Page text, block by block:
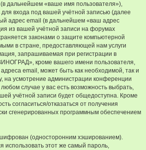
дальнейшем «ваше имя пользователя»),
входа под вашей учётной записью (далее
адрес email (в дальнейшем «ваш адрес
из вашей учётной записи на форумах
законами о защите компьютерной
в стране, предоставляющей нам услуги
запрашиваемая при регистрации в
кроме вашего имени пользователя,
email, может быть как необходимой, так и
на усмотрение администрации конференции
случае у вас есть возможность выбрать,
учётной записи будет общедоступна. Кроме
согласиться/отказаться от получения
сгенерированных программным обеспечением
(односторонним хэшированием).
использовать этот же самый пароль,